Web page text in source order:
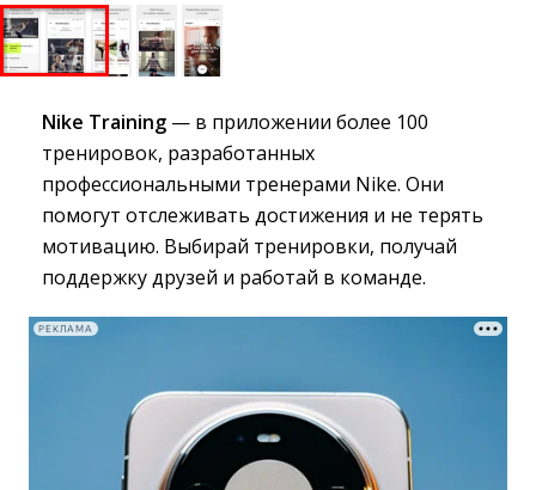
Nike Training — в приложении более 100
тренировок, разработанных
профессиональными тренерами Nike. Они
помогут отслеживать достижения и не терять
мотивацию. Выбирай тренировки, получай
поддержку друзей и работай в команде.
РЕКЛАМА